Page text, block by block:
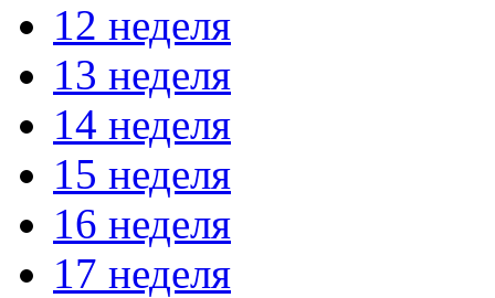
12 неделя
13 неделя
14 неделя
15 неделя
16 неделя
17 неделя